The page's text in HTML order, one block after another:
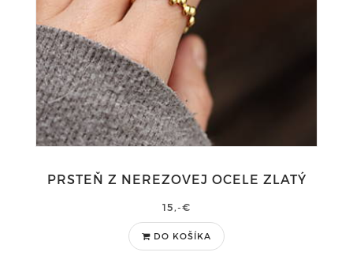
PRSTEŇ Z NEREZOVEJ OCELE ZLATÝ
15,-€
DO KOŠÍKA